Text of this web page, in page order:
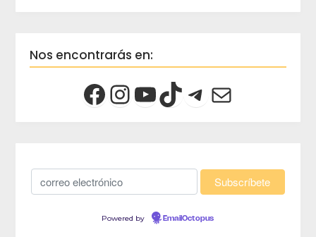
Nos encontrarás en:
Powered by EmailOctopus